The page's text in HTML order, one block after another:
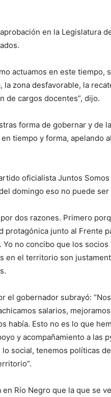
en la Legislatura
actuamos en este tiempo,
la zona desfavorable, la
de cargos docentes”, dijo.
forma de gobernar y de
tiempo y forma, apelando
oficialista Juntos
domingo eso no puede
dos razones. Primero
protagónica junto al Frente
no concibo que los
en el territorio son
el gobernador subrayó:
salarios,
había. Esto no es lo que
y acompañamiento a las
social, tenemos políticas
Río Negro que la que se